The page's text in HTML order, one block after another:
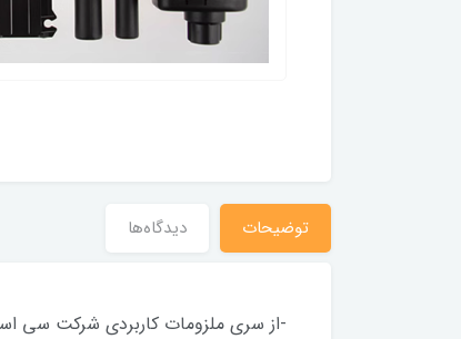
توضیحات دیدگاه‌ها
-از سری ملزومات کاربردی شرکت سی